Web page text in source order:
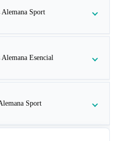
Alemana Sport
Alemana Esencial
Sport